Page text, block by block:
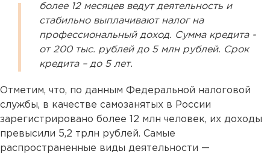
более 12 месяцев ведут деятельность и
стабильно выплачивают налог на
профессиональный доход. Сумма кредита -
от 200 тыс. рублей до 5 млн рублей. Срок
кредита – до 5 лет.
Отметим, что, по данным Федеральной налоговой
службы, в качестве самозанятых в России
зарегистрировано более 12 млн человек, их доходы
превысили 5,2 трлн рублей. Самые
распространенные виды деятельности —